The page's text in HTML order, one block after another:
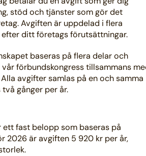
stöd och tjänster som gör det
Avgiften är uppdelad i flera
ditt företags förutsättningar.
baseras på flera delar och
förbundskongress tillsammans
avgifter samlas på en och samma
gånger per år.
ett fast belopp som baseras på
2026 är avgiften 5 920 kr per år,